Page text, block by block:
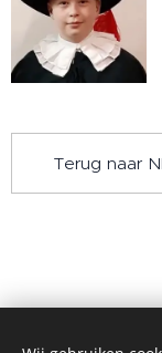
Terug naar